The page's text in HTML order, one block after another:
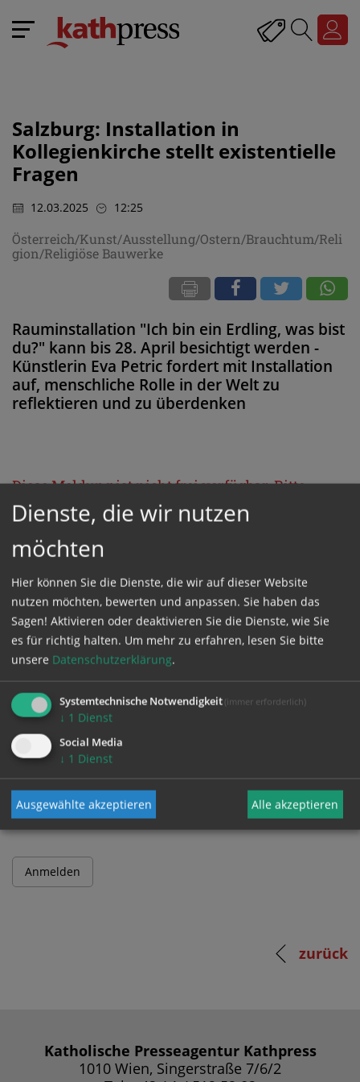
Salzburg: Installation in
Kollegienkirche stellt existentielle
Fragen
12.03.2025 12:25
Österreich/Kunst/Ausstellung/Ostern/Brauchtum/Reli
gion/Religiöse Bauwerke
Rauminstallation "Ich bin ein Erdling, was bist
du?" kann bis 28. April besichtigt werden -
Künstlerin Eva Petric fordert mit Installation
auf, menschliche Rolle in der Welt zu
reflektieren und zu überdenken
Diese Meldung ist nicht frei verfügbar. Bitte
loggen Sie sich ein, oder bestellen Sie das
GESCHÜTZTER BEREICH
Bitte melden Sie sich mit Ihrem Benutzernamen
und Passwort an.
Benutzername
Passwort
zurück
Katholische Presseagentur Kathpress
1010 Wien, Singerstraße 7/6/2
Dienste, die wir nutzen
möchten
Hier können Sie die Dienste, die wir auf dieser Website
nutzen möchten, bewerten und anpassen. Sie haben das
Sagen! Aktivieren oder deaktivieren Sie die Dienste, wie Sie
es für richtig halten. Um mehr zu erfahren, lesen Sie bitte
unsere Datenschutzerklärung.
Systemtechnische Notwendigkeit (immer erforderlich)
↓ 1 Dienst
Social Media
↓ 1 Dienst
Ausgewählte akzeptieren Alle akzeptieren